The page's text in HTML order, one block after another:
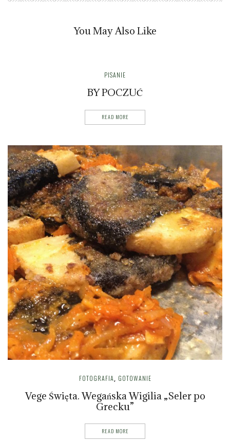
You May Also Like
PISANIE
BY POCZUĆ
READ MORE
FOTOGRAFIA, GOTOWANIE
Vege Święta. Wegańska Wigilia „Seler po
Grecku”
READ MORE